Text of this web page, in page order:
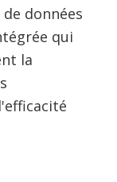
données
qui
la